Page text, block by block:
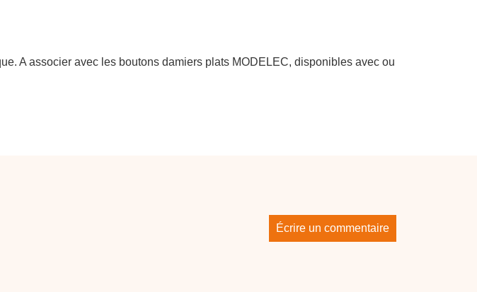
A associer avec les boutons damiers plats MODELEC, disponibles avec ou
Écrire un commentaire